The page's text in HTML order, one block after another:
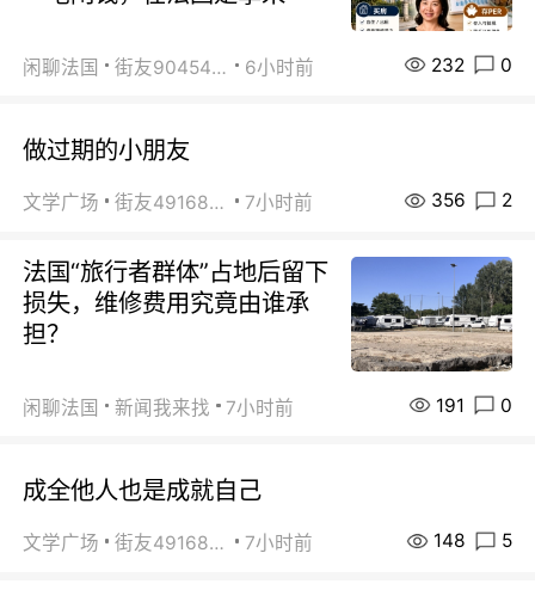
闲聊法国 街友90454511 6小时前 232 0
做过期的小朋友
文学广场 街友49168527 7小时前 356 2
法国“旅行者群体”占地后留下
损失，维修费用究竟由谁承
担？
闲聊法国 新闻我来找 7小时前 191 0
成全他人也是成就自己
文学广场 街友49168527 7小时前 148 5